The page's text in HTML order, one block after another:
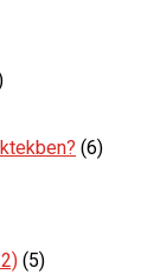
(6)
(5)